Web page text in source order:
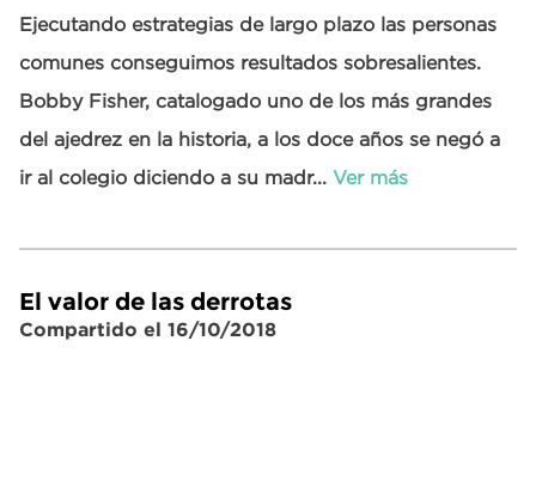
Ejecutando estrategias de largo plazo las personas
comunes conseguimos resultados sobresalientes.
Bobby Fisher, catalogado uno de los más grandes
del ajedrez en la historia, a los doce años se negó a
ir al colegio diciendo a su madr... Ver más
El valor de las derrotas
Compartido el 16/10/2018